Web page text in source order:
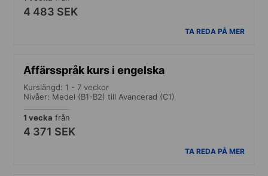
4 483 SEK
TA REDA PÅ MER
Affärsspråk kurs i engelska
Kurslängd: 1 - 7 veckor
Nivåer: Medel (B1-B2) till Avancerad (C1)
1 vecka från
4 371 SEK
TA REDA PÅ MER